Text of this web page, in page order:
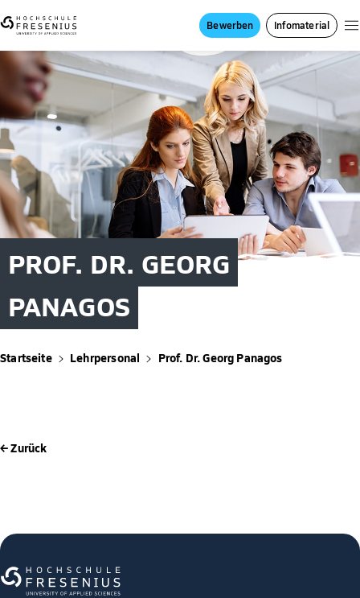
Bewerben Infomaterial
PROF. DR. GEORG
PANAGOS
Startseite Lehrpersonal Prof. Dr. Georg Panagos
← Zurück